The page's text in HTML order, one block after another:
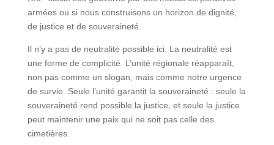
armées ou si nous construisons un horizon de dignité,
de justice et de souveraineté.
Il n’y a pas de neutralité possible ici. La neutralité est
une forme de complicité. L’unité régionale réapparaît,
non pas comme un slogan, mais comme notre urgence
de survie. Seule l’unité garantit la souveraineté : seule la
souveraineté rend possible la justice, et seule la justice
peut maintenir une paix qui ne soit pas celle des
cimetières.